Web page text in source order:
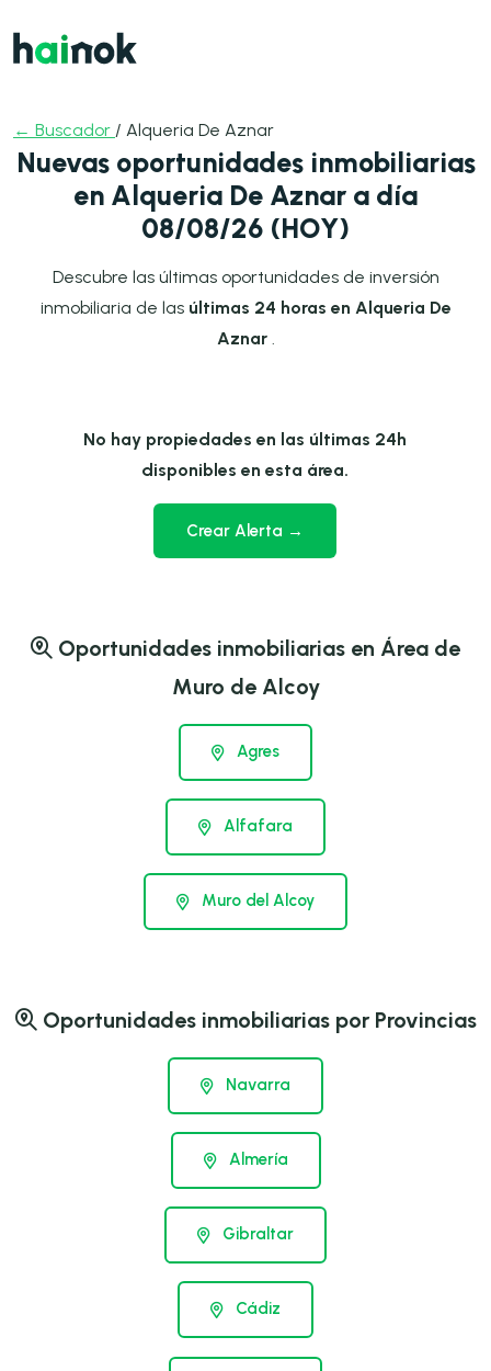
← Buscador / Alqueria De Aznar
Nuevas oportunidades inmobiliarias
en Alqueria De Aznar a día
08/08/26 (HOY)
Descubre las últimas oportunidades de inversión
inmobiliaria de las últimas 24 horas en Alqueria De
Aznar.
No hay propiedades en las últimas 24h
disponibles en esta área.
Crear Alerta →
Oportunidades inmobiliarias en Área de
Muro de Alcoy
Agres
Alfafara
Muro del Alcoy
Oportunidades inmobiliarias por Provincias
Navarra
Almería
Gibraltar
Cádiz